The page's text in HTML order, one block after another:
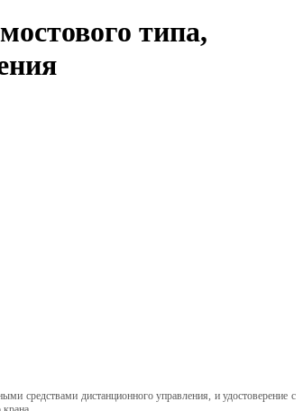
типа,
средствами дистанционного управления, и удостоверение с